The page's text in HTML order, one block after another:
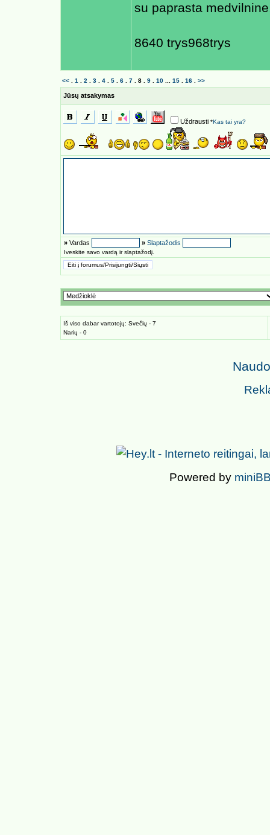
su paprasta
8640 trys968trys
<< 1 2 3 4 5 6 7 8 9 10 15 16 >>
Jūsų atsakymas
Uždrausti *Kas tai yra?
» Vardas » Slaptažodis
Iveskite savo vardą ir slaptažodį.
Iš viso dabar vartotojų: Svečių - 7
Narių - 0
Powered by